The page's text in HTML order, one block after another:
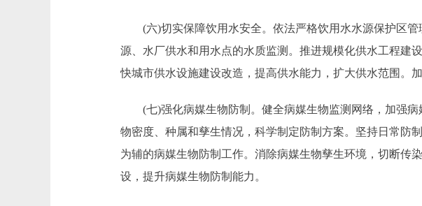
(六)切实保障饮用水安全。依法严格饮用水水源保护区管
源、水厂供水和用水点的水质监测。推进规模化供水工程建
快城市供水设施建设改造，提高供水能力，扩大供水范围。
(七)强化病媒生物防制。健全病媒生物监测网络，加强病
物密度、种属和孳生情况，科学制定防制方案。坚持日常防
为辅的病媒生物防制工作。消除病媒生物孳生环境，切断传
设，提升病媒生物防制能力。